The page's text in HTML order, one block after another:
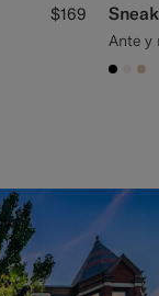
$169
Ante y